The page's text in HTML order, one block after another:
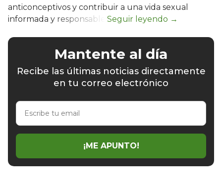
anticonceptivos y contribuir a una vida sexual
informada y responsable.
Mantente al día
Recibe las últimas noticias directamente
en tu correo electrónico
Escribe
email
¡ME APUNTO!